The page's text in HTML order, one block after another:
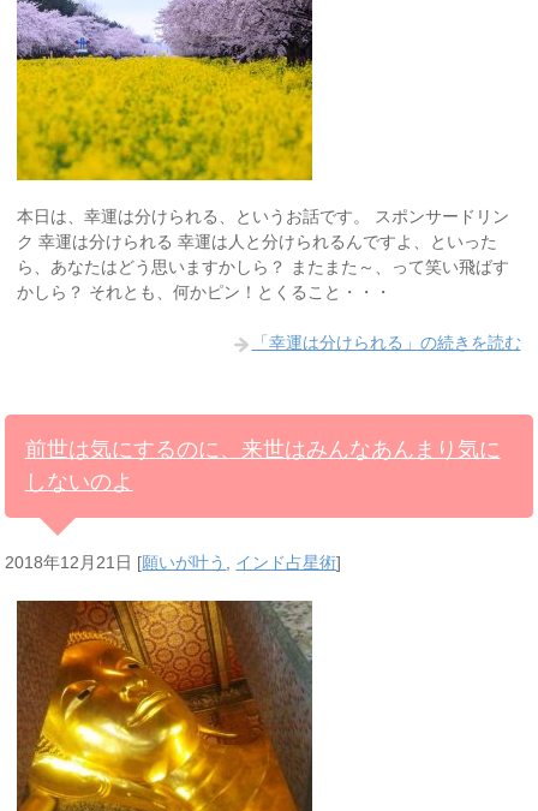
本日は、幸運は分けられる、というお話です。 スポンサードリン
ク 幸運は分けられる 幸運は人と分けられるんですよ、といった
ら、あなたはどう思いますかしら？ またまた～、って笑い飛ばす
かしら？ それとも、何かピン！とくること・・・
「幸運は分けられる」の続きを読む
前世は気にするのに、来世はみんなあんまり気に
しないのよ
2018年12月21日 [願いが叶う インド占星術]